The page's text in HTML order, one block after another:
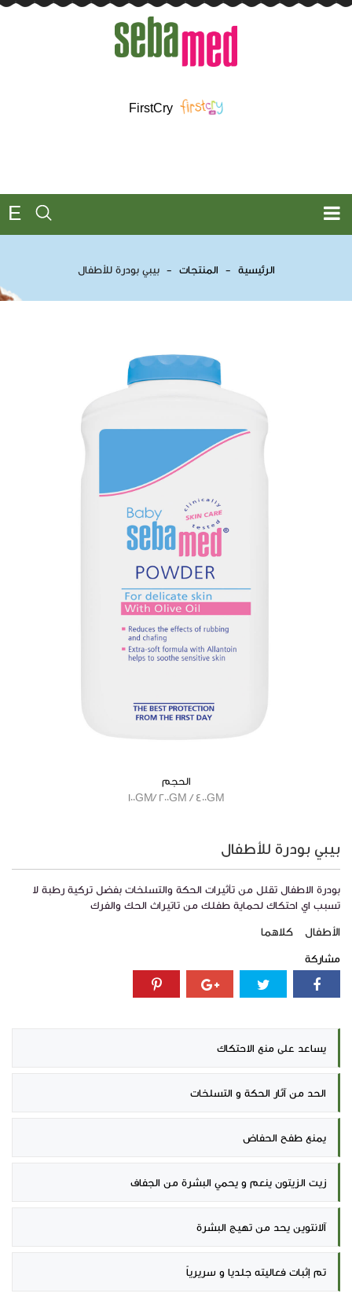
FirstCry
E
الرئيسية المنتجات بيبي بودرة للأطفال
الحجم
100GM/ 200GM / 400GM
بيبي بودرة للأطفال
بودرة الاطفال تقلل من تأثيرات الحكة والتسلخات بفضل تركية رطبة لا
تسبب اي احتكاك لحماية طفلك من تاتيراث الحك والفرك
الأطفال كلاهما
مشاركة
يساعد على منع الاحتكاك
الحد من آثار الحكة و التسلخات
يمنع طفح الحفاض
زيت الزيتون ينعم و يحمي البشرة من الجفاف
آلانتوين يحد من تهيج البشرة
تم إثبات فعاليته جلديا و سريرياً